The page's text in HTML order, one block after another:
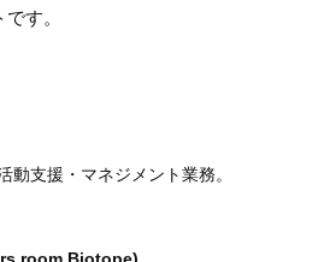
す。
動支援・マネジメント業務。